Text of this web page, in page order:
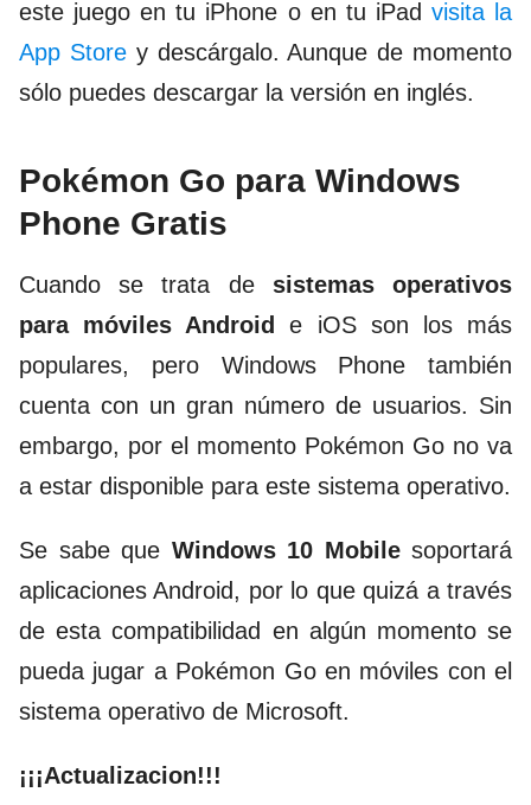
este juego en tu iPhone o en tu iPad visita la
App Storey descárgalo. Aunque de momento
sólo puedes descargar la versión en inglés.
Pokémon Go para Windows
Phone Gratis
Cuando se trata desistemas operativos
para móviles Android
e iOS son los más
populares, pero Windows Phone también
cuenta con un gran número de usuarios. Sin
embargo, por el momento Pokémon Go no va
a estar disponible para este sistema operativo.
Se sabe que Windows 10 Mobilesoportará
aplicaciones Android, por lo que quizá a través
de esta compatibilidad en algún momento se
pueda jugar a Pokémon Go en móviles con el
sistema operativo de Microsoft.
¡¡¡Actualizacion!!!